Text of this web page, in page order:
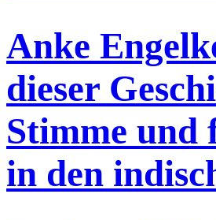
Anke
dieser
Stimme und
in den